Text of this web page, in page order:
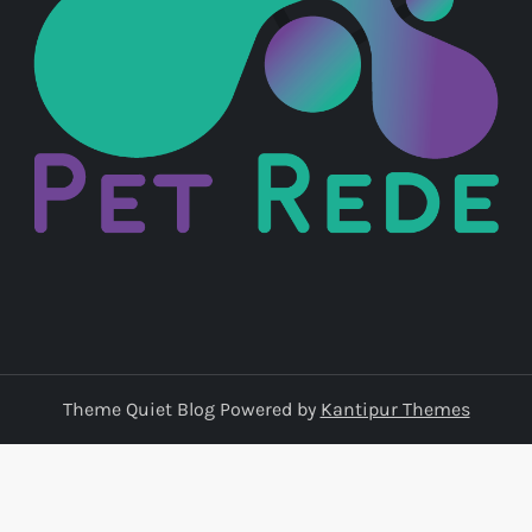
d
e
p
o
s
Theme Quiet Blog Powered by Kantipur Themes